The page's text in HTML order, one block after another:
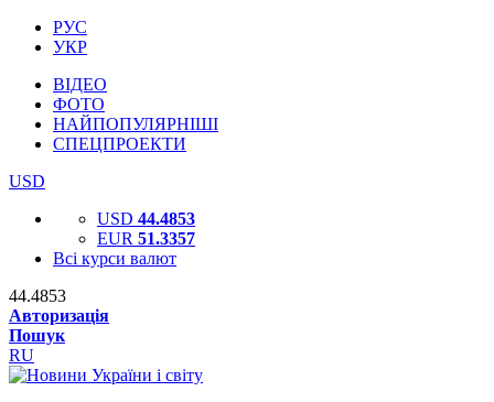
РУС
УКР
ВІДЕО
ФОТО
НАЙПОПУЛЯРНІШІ
СПЕЦПРОЕКТИ
USD
USD 44.4853
EUR 51.3357
Всі курси валют
44.4853
Авторизація
Пошук
RU